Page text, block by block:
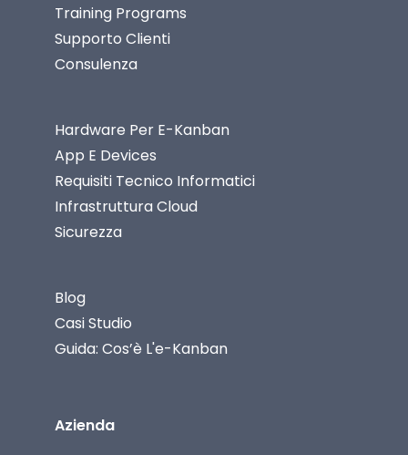
Training Programs
Supporto Clienti
Consulenza
Hardware Per E-Kanban
App E Devices
Requisiti Tecnico Informatici
Infrastruttura Cloud
Sicurezza
Blog
Casi Studio
Guida: Cos’è L'e-Kanban
Azienda